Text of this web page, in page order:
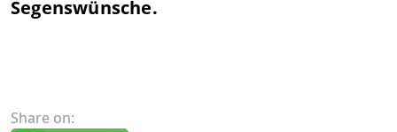
Segenswünsche.
Share on: